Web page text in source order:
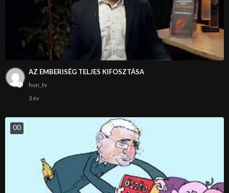
AZ EMBERISÉG TELJES KIFOSZTÁSA
hun_tv
3 év
00